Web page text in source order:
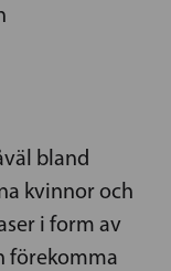
bland
kvinnor och
i form av
förekomma